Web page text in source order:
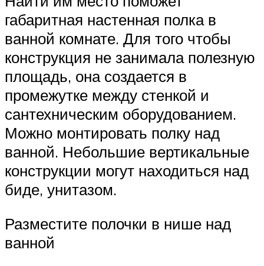
габаритная настенная полка в
ванной комнате. Для того чтобы
конструкция не занимала полезную
площадь, она создается в
промежутке между стенкой и
сантехническим оборудованием.
Можно монтировать полку над
ванной. Небольшие вертикальные
конструкции могут находиться над
биде, унитазом.
Разместите полочки в нише над
ванной